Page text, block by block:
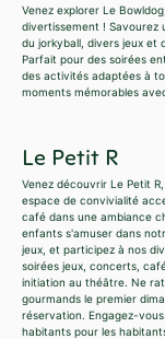
Venez explorer Le
divertissement ! Savourez
du jorkyball, divers jeux et
Parfait pour des soirées
des activités adaptées à
moments mémorables
Le Petit R
Venez découvrir Le Petit
espace de convivialité
café dans une ambiance
enfants s'amuser dans
jeux, et participez à nos
soirées jeux, concerts,
initiation au théâtre. Ne
gourmands le premier
réservation. Engagez-
habitants pour les